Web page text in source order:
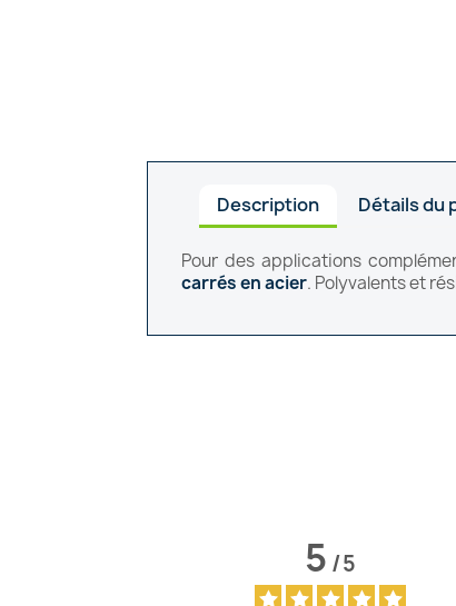
Description Détails du
Pour des applications
carrésenacier. Polyvalents et
5/5